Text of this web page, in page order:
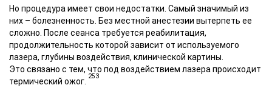
Но процедура имеет свои недостатки. Самый значимый из
них – болезненность. Без местной анестезии вытерпеть ее
сложно. После сеанса требуется реабилитация,
продолжительность которой зависит от используемого
лазера, глубины воздействия, клинической картины.
Это связано с тем, что под воздействием лазера происходит
термический ожог.
253